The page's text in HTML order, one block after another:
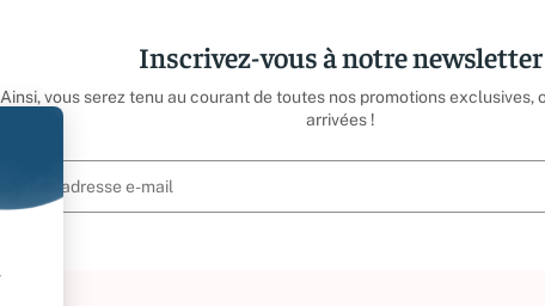
Inscrivez-vous à notre newsletter
Ainsi, vous serez tenu au courant de toutes nos promotions exclusives,
arrivées !